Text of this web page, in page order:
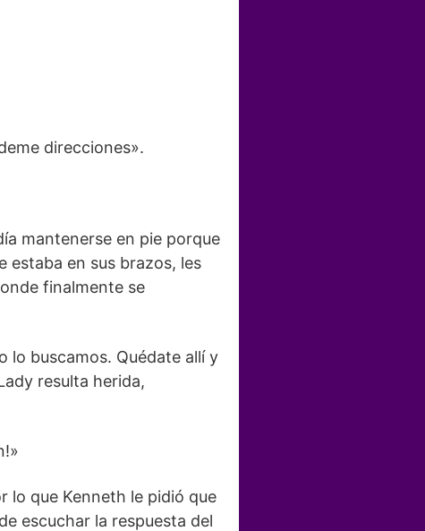
direcciones».
mantenerse en pie porque
estaba en sus brazos, les
finalmente se
lo buscamos. Quédate allí y
resulta herida,
lo que Kenneth le pidió que
escuchar la respuesta del